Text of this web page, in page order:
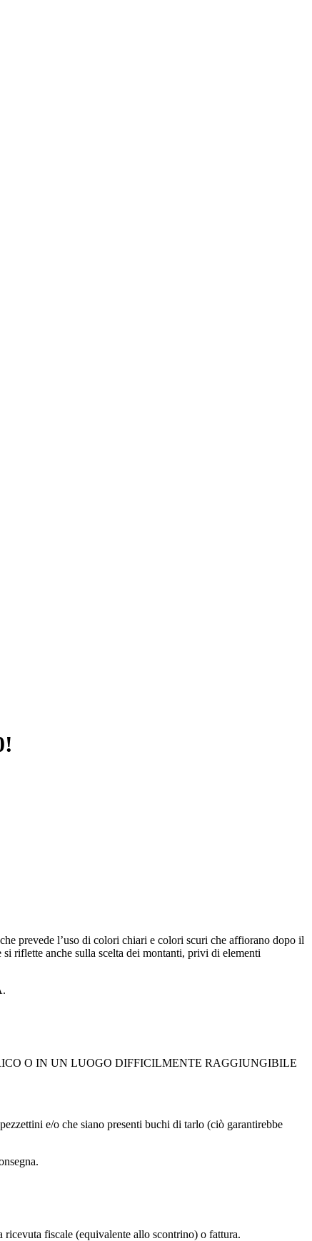
prevede l’uso di colori chiari e colori scuri che affiorano dopo il
riflette anche sulla scelta dei montanti, privi di elementi
O IN UN LUOGO DIFFICILMENTE RAGGIUNGIBILE
e/o che siano presenti buchi di tarlo (ciò garantirebbe
fiscale (equivalente allo scontrino) o fattura.